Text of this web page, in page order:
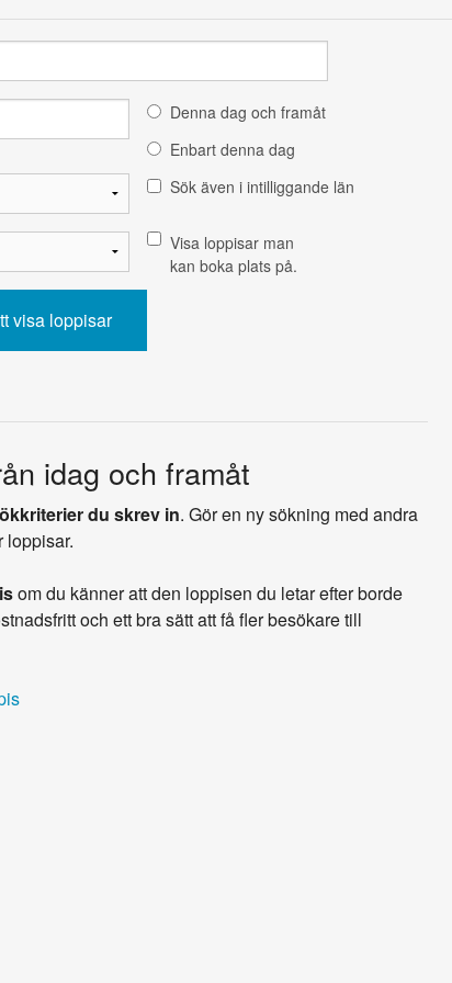
Denna dag och framåt
Enbart denna dag
Sök även i intilliggande län
Visa loppisar man
kan boka plats på.
idag och framåt
du skrev in. Gör en ny sökning med andra
loppisar.
om du känner att den loppisen du letar efter borde
och ett bra sätt att få fler besökare till